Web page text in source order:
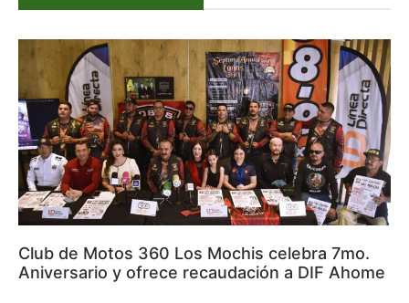
Club de Motos 360 Los Mochis celebra 7mo.
Aniversario y ofrece recaudación a DIF Ahome